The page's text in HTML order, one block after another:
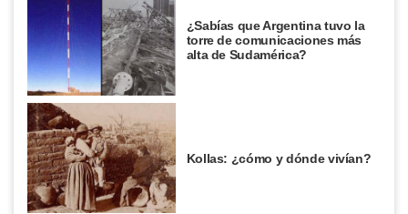
¿Sabías que Argentina tuvo la
torre de comunicaciones más
alta de Sudamérica?
Kollas: ¿cómo y dónde vivían?